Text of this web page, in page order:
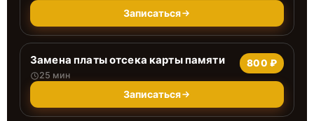
Записаться
Замена платы отсека карты памяти
25 мин
800 ₽
Записаться